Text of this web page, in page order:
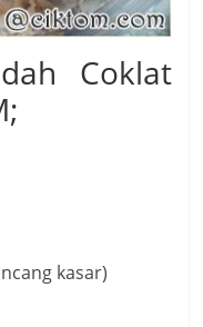
Coklat
kasar)